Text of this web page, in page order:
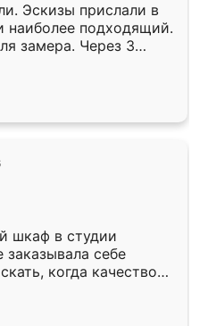
Эскизы прислали в
наиболее подходящий.
замера. Через 3
готова. Остались
Ренессанс
работу!
шкаф в студии
заказывала себе
когда качеством
кухня уже почти